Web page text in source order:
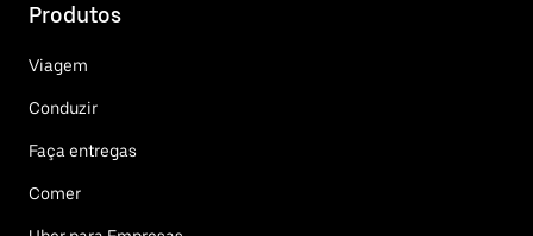
Produtos
Viagem
Conduzir
Faça entregas
Comer